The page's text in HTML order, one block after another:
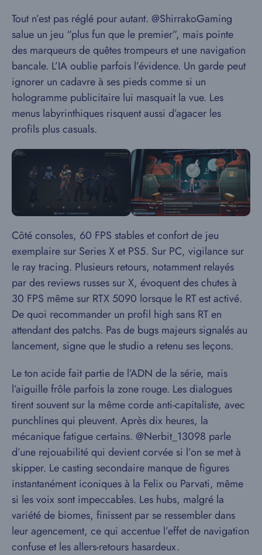
Tout n’est pas réglé pour autant. @ShirrakoGaming
salue un jeu “plus fun que le premier”, mais pointe
des marqueurs de quêtes trompeurs et une navigation
bancale. L’IA oublie parfois l’évidence. Un garde peut
ignorer un cadavre à ses pieds comme si un
hologramme publicitaire lui masquait la vue. Les
menus labyrinthiques risquent aussi d’agacer les
profils plus casuals.
Côté consoles, 60 FPS stables et confort de jeu
exemplaire sur Series X et PS5. Sur PC, vigilance sur
le ray tracing. Plusieurs retours, notamment relayés
par des reviews russes sur X, évoquent des chutes à
30 FPS même sur RTX 5090 lorsque le RT est activé.
De quoi recommander un profil high sans RT en
attendant des patchs. Pas de bugs majeurs signalés au
lancement, signe que le studio a retenu ses leçons.
Le ton acide fait partie de l’ADN de la série, mais
l’aiguille frôle parfois la zone rouge. Les dialogues
tirent souvent sur la même corde anti-capitaliste, avec
punchlines qui pleuvent. Après dix heures, la
mécanique fatigue certains. @Nerbit_13098 parle
d’une rejouabilité qui devient corvée si l’on se met à
skipper. Le casting secondaire manque de figures
instantanément iconiques à la Felix ou Parvati, même
si les voix sont impeccables. Les hubs, malgré la
variété de biomes, finissent par se ressembler dans
leur agencement, ce qui accentue l’effet de navigation
confuse et les allers-retours hasardeux.